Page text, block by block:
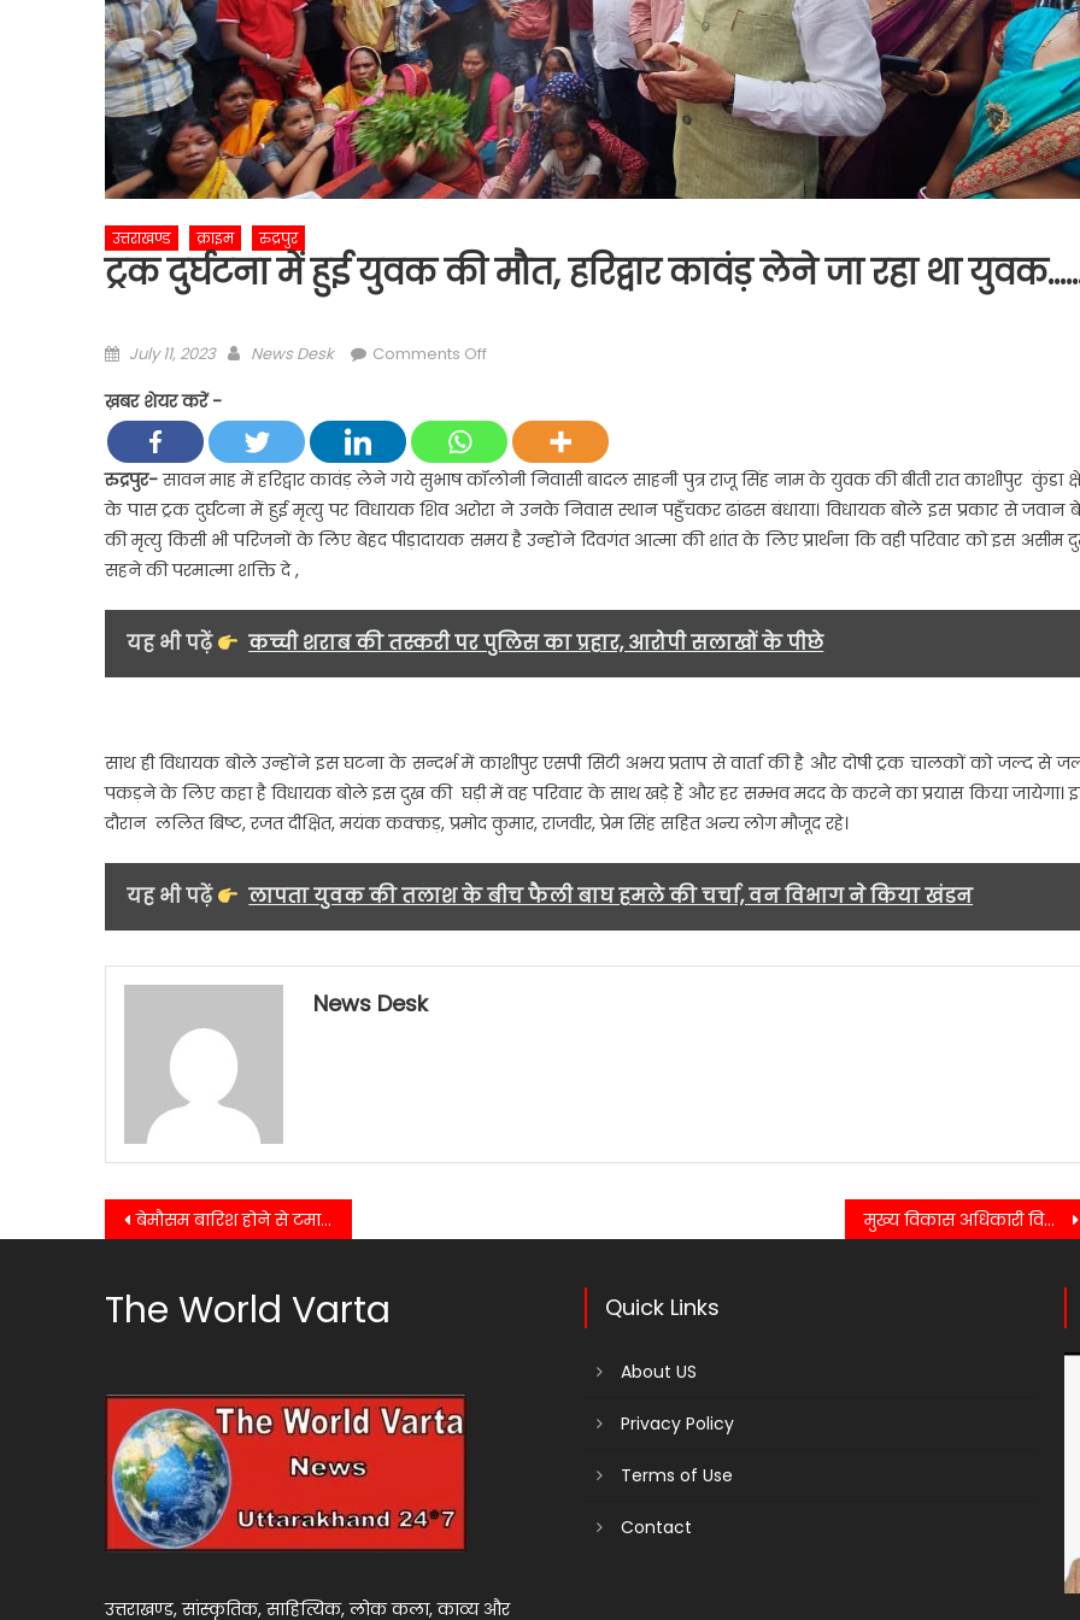
उत्तराखण्ड क्राइम रुद्रपुर
ट्रक दुर्घटना में हुई युवक की मौत, हरिद्वार कावंड़ लेने जा रहा था
Posted
July 11, 2023 Author
News Desk Comments Offon
हुई
युवक
की
मौत,
लेने
जा
रहा
ख़बर शेयर करें -
रुद्रपुर-सावन माह में हरिद्वार कावंड़ लेने गये सुभाष कॉलोनी निवासी बादल साहनी पुत्र राजू सिंह नाम के युवक की बीती रात काशीपुर कुंडा
के पास ट्रक दुर्घटना में हुई मृत्यु पर विधायक शिव अरोरा ने उनके निवास स्थान पहुँचकर ढांढस बंधाया। विधायक बोले इस प्रकार से जवान
की मृत्यु किसी भी परिजनों के लिए बेहद पीड़ादायक समय है उन्होंने दिवगंत आत्मा की शांत के लिए प्रार्थना कि वही परिवार को इस असीम
सहने की परमात्मा शक्ति दे ,
यह भी पढ़ें कच्ची शराब की तस्करी पर पुलिस का प्रहार, आरोपी सलाखों के पीछे
साथ ही विधायक बोले उन्होंने इस घटना के सन्दर्भ में काशीपुर एसपी सिटी अभय प्रताप से वार्ता की है और दोषी ट्रक चालकों को जल्द से
पकड़ने के लिए कहा है विधायक बोले इस दुख की घड़ी में वह परिवार के साथ खड़े हैं और हर सम्भव मदद के करने का प्रयास किया जायेगा।
दौरान ललित बिष्ट, रजत दीक्षित, मयंक कक्कड़, प्रमोद कुमार, राजवीर, प्रेम सिंह सहित अन्य लोग मौजूद रहे।
यह भी पढ़ें लापता युवक की तलाश के बीच फैली बाघ हमले की चर्चा, वन विभाग ने किया खंडन
News Desk
Post
बेमौसम बारिश होने से टमाटर की फसल बर्बाद होने से टमाटर के मूल्य में बढ़ोतरी……. मुख्य विकास अधिकारी विशाल मिश्रा की अध्यक्षता में की गई बैठक विकास भवन सभागार में हुई सम्पन्न…
The World Varta
उत्तराखण्ड, सांस्कृतिक, साहित्यिक, लोक कला, काव्य और
Quick Links
About US
Privacy Policy
Terms of Use
Contact